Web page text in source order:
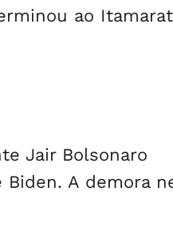
ao
Jair Bolsonaro
A demora